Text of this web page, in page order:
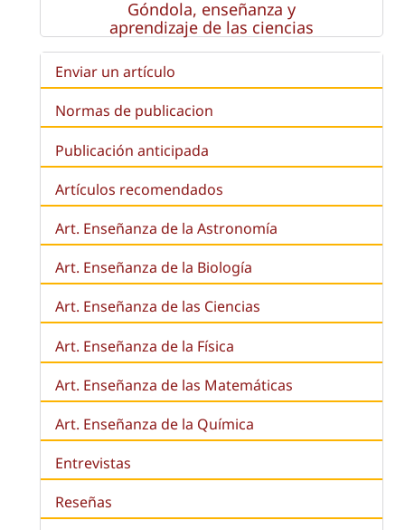
Góndola, enseñanza y
aprendizaje de las ciencias
Enviar un artículo
Normas de publicacion
Publicación anticipada
Artículos recomendados
Art. Enseñanza de la Astronomía
Art. Enseñanza de la Biología
Art. Enseñanza de las Ciencias
Art. Enseñanza de la Física
Art. Enseñanza de las Matemáticas
Art. Enseñanza de la Química
Entrevistas
Reseñas